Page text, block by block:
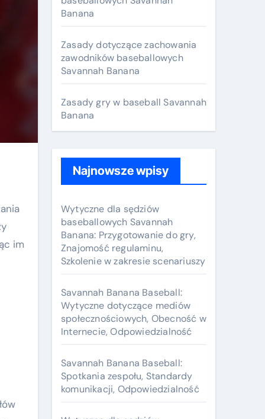
im
rBanana
Zasady dotyczące zachowania
zawodników baseballowych
Savannah Banana
Zasady gry w baseball Savannah
Banana
Najnowsze wpisy
Wytyczne dla sędziów
baseballowych Savannah
Banana: Przygotowanie do gry,
Znajomość regulaminu,
Szkolenie w zakresie scenariuszy
Savannah Banana Baseball:
Wytyczne dotyczące mediów
społecznościowych, Obecność w
Internecie, Odpowiedzialność
Savannah Banana Baseball:
Spotkania zespołu, Standardy
komunikacji, Odpowiedzialność